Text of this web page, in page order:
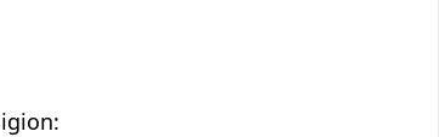
Hier findest du die Tonspur des oberen Videos, also einen Audio Vortrag über Weltreligion‏‎: